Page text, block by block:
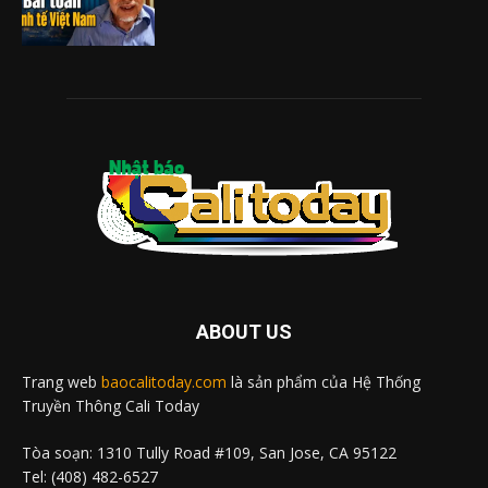
ABOUT US
Trang web baocalitoday.com là sản phẩm của Hệ Thống
Truyền Thông Cali Today
Tòa soạn: 1310 Tully Road #109, San Jose, CA 95122
Tel: (408) 482-6527